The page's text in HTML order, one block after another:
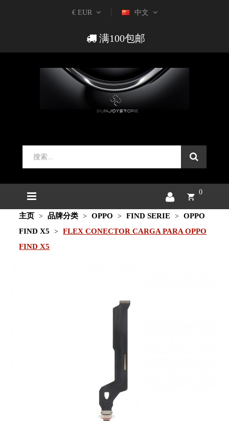
€ EUR 中文
满100包邮
0
主页 品牌分类 OPPO FIND SERIE
OPPO
FIND X5
FLEX CONECTOR CARGA PARA OPPO
FIND X5